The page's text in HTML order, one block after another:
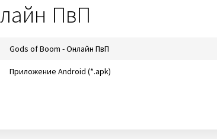
ПвП
Gods of Boom - Онлайн ПвП
Приложение Android (*.apk)